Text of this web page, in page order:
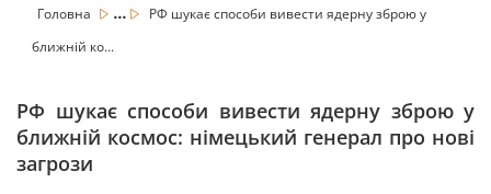
Головна ...
РФ шукає способи вивести ядерну зброю у
ближній ко...
РФ шукає способи вивести ядерну зброю у
ближній космос: німецький генерал про нові
загрози